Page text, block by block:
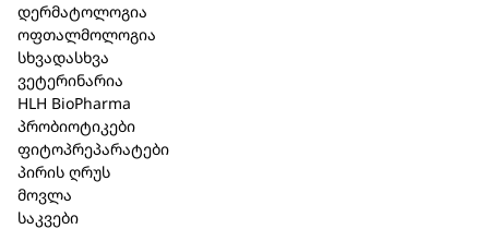
დერმატოლოგია
ოფთალმოლოგია
სხვადასხვა
ვეტერინარია
HLH BioPharma
პრობიოტიკები
ფიტოპრეპარატები
პირის ღრუს
მოვლა
საკვები
ბერბერის-ჰომაკორდი 30მლ წვ /
Berberis-Homaccord Drops 30 ml
კატეგორია:Heel
მოკლე აღწერა
ბერბერის-ჰომაკორდი 30მლ წვ/ Berberis-